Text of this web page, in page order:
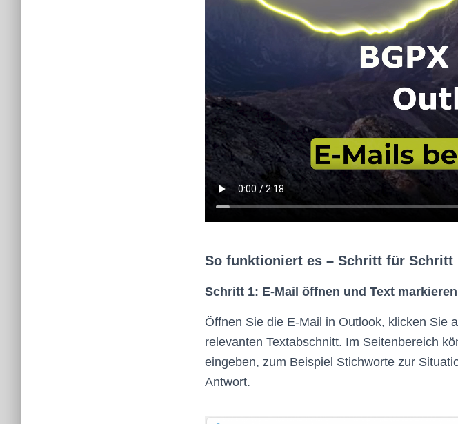
So funktioniert es – Schritt für Schritt
Schritt 1: E-Mail öffnen und Text markieren
Öffnen Sie die E-Mail in Outlook, klicken Sie
relevanten Textabschnitt. Im Seitenbereich
eingeben, zum Beispiel Stichworte zur
Antwort.